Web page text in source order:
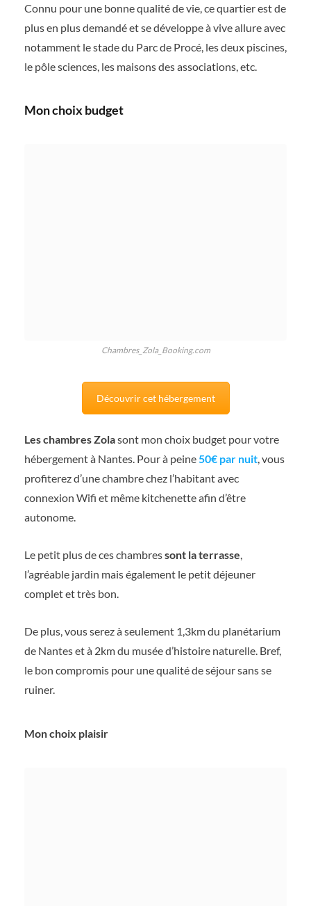
Connu pour une bonne qualité de vie, ce quartier est de
plus en plus demandé et se développe à vive allure avec
notamment le stade du Parc de Procé, les deux piscines,
le pôle sciences, les maisons des associations, etc.
Mon choix budget
Chambres_Zola_Booking.com
Découvrir cet hébergement
Les chambres Zolasont mon choix budget pour votre
hébergement à Nantes. Pour à peine 50€ par nuit , vous
profiterez d’une chambre chez l’habitant avec
connexion Wifi et même kitchenette afin d’être
autonome.
Le petit plus de ces chambressont la terrasse
l’agréable jardin mais également le petit déjeuner
complet et très bon.
De plus, vous serez à seulement 1,3km du planétarium
de Nantes et à 2km du musée d’histoire naturelle. Bref,
le bon compromis pour une qualité de séjour sans se
ruiner.
Mon choix plaisir